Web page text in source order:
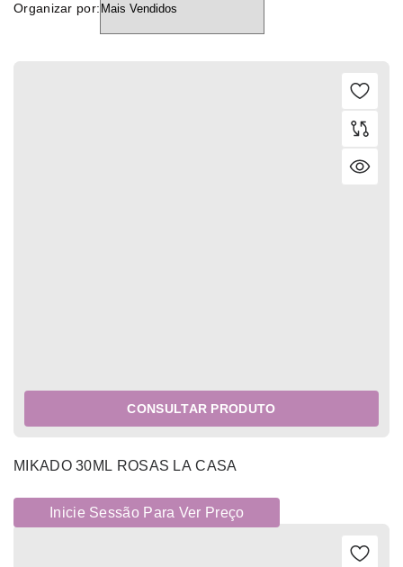
Organizar por:
CONSULTAR PRODUTO
MIKADO 30ML ROSAS LA CASA
Inicie Sessão Para Ver Preço